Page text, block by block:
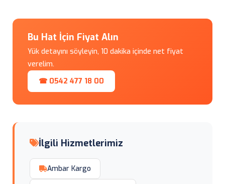
Bu Hat İçin Fiyat Alın
Yük detayını söyleyin, 10 dakika içinde net fiyat
verelim.
☎ 0542 477 18 00
İlgili Hizmetlerimiz
Ambar Kargo